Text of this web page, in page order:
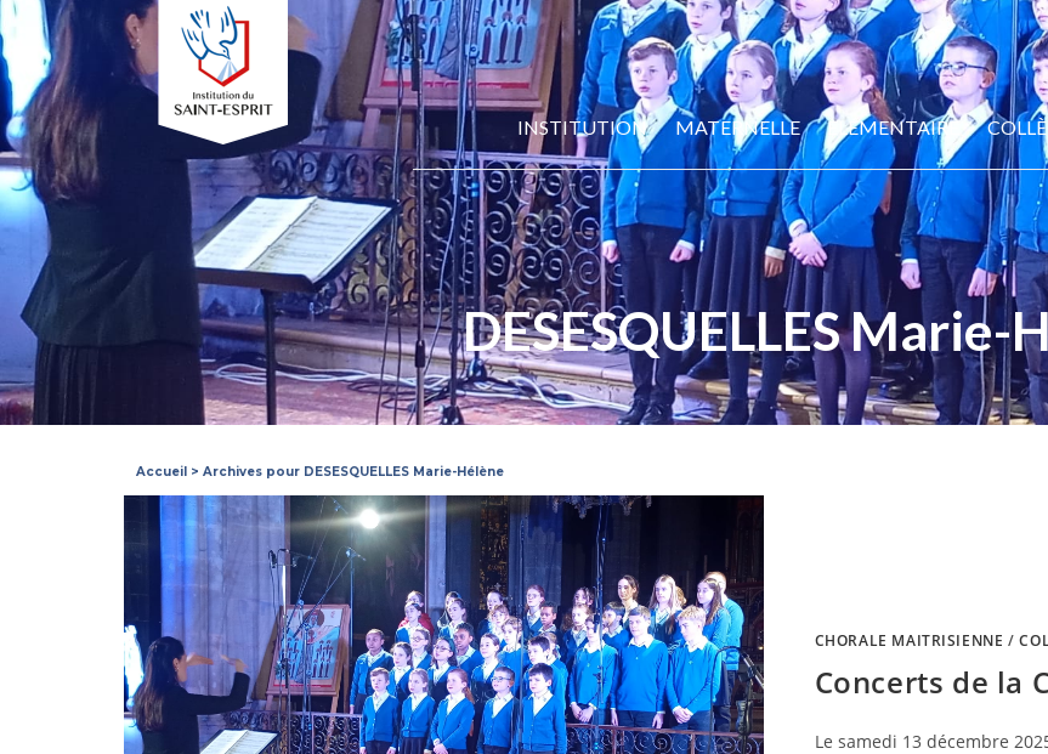
INSTITUTION MATERNELLE ELÉMENTAIRE
DESESQUELLES Marie-
Accueil > Archives pour DESESQUELLES Marie-Hélène
CHORALE MAITRISIENNE /
Concerts de la
Le samedi 13 décembre